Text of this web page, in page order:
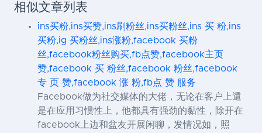
相似文章列表
ins买粉,ins买赞,ins刷粉丝,ins买粉丝,ins 买 粉,ins
买粉,ig 买粉丝,ins涨粉,facebook 买粉
丝,facebook粉丝购买,fb点赞,facebook主页
赞,facebook 买 粉丝,facebook 粉丝,facebook
专 页 赞,facebook 涨 粉,fb点 赞 服务
Facebook做为社交媒体的大佬，无论在客户上還
是在应用习惯性上，他都具有强劲的黏性，除开在
facebook上边和盆友开展闲聊，发情况如，照